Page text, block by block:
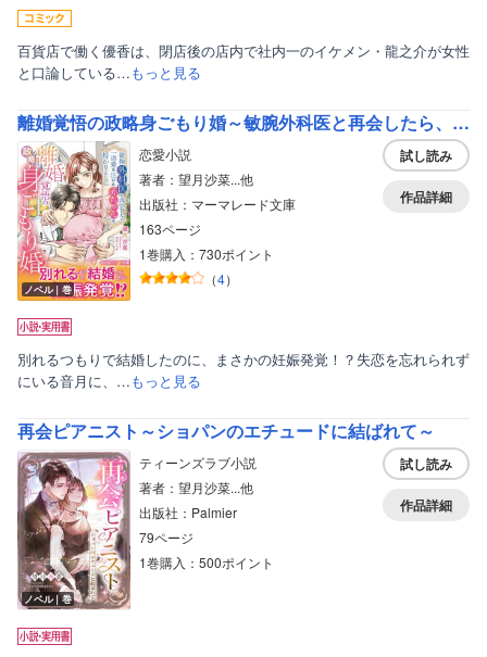
百貨店で働く優香は、閉店後の店内で社内一のイケメン・龍之介が女性
と口論している…もっと見る
離婚覚悟の政略身ごもり婚～敏腕外科医と再会したら、一途愛を注がれ赤ちゃんを授かりました～
ノベル｜巻
恋愛小説
著者：望月沙菜...他
出版社：マーマレード文庫
163ページ
1巻購入：730ポイント
（4）
試し読み
作品詳細
別れるつもりで結婚したのに、まさかの妊娠発覚！？失恋を忘れられず
にいる音月に、…もっと見る
再会ピアニスト～ショパンのエチュードに結ばれて～
ノベル｜巻
ティーンズラブ小説
著者：望月沙菜...他
出版社：Palmier
79ページ
1巻購入：500ポイント
試し読み
作品詳細
女性写真集